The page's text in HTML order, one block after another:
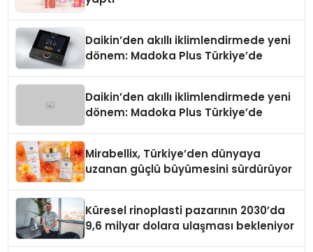
Daikin’den akıllı iklimlendirmede yeni
dönem: Madoka Plus Türkiye’de
Daikin’den akıllı iklimlendirmede yeni
dönem: Madoka Plus Türkiye’de
Mirabellix, Türkiye’den dünyaya
uzanan güçlü büyümesini sürdürüyor
Küresel rinoplasti pazarının 2030’da
9,6 milyar dolara ulaşması bekleniyor